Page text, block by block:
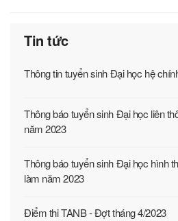
Tin tức
Thông tin tuyển sinh Đại học hệ
Thông báo tuyển sinh Đại học liên
năm 2023
Thông báo tuyển sinh Đại học hình
làm năm 2023
Điểm thi TANB - Đợt tháng 4/2023